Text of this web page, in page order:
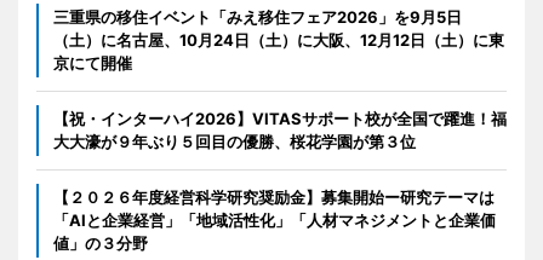
三重県の移住イベント「みえ移住フェア2026」を9月5日
（土）に名古屋、10月24日（土）に大阪、12月12日（土）に東
京にて開催
【祝・インターハイ2026】VITASサポート校が全国で躍進！福
大大濠が９年ぶり５回目の優勝、桜花学園が第３位
【２０２６年度経営科学研究奨励金】募集開始ー研究テーマは
「AIと企業経営」「地域活性化」「人材マネジメントと企業価
値」の３分野